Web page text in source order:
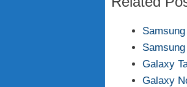
Galaxy
Galaxy